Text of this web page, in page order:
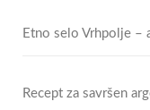
Etno selo Vrhpolje –
Recept za savršen